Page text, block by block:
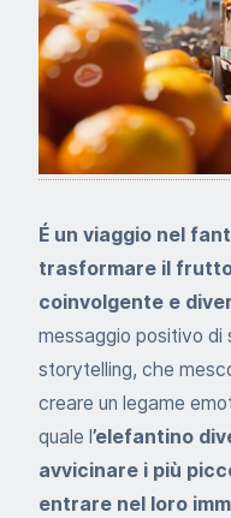
É un viaggio nel
trasformare il frutto
coinvolgente e
messaggio positivo di
storytelling, che
creare un legame
quale l’elefantino
avvicinare i più
entrare nel loro